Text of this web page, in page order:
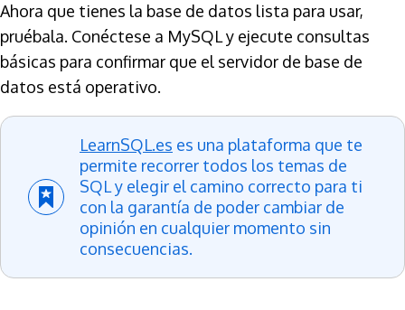
Ahora que tienes la base de datos lista para usar,
pruébala. Conéctese a MySQL y ejecute consultas
básicas para confirmar que el servidor de base de
datos está operativo.
LearnSQL.es es una plataforma que te
permite recorrer todos los temas de
SQL y elegir el camino correcto para ti
con la garantía de poder cambiar de
opinión en cualquier momento sin
consecuencias.